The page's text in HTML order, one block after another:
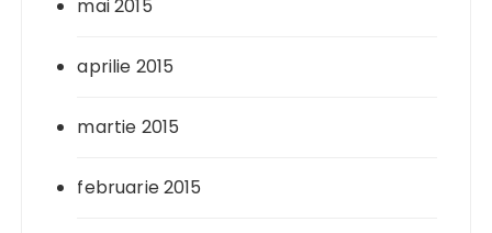
mai 2015
aprilie 2015
martie 2015
februarie 2015